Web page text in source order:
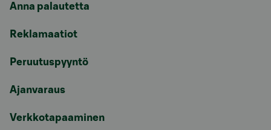
Anna palautetta
Reklamaatiot
Peruutuspyyntö
Ajanvaraus
Verkkotapaaminen